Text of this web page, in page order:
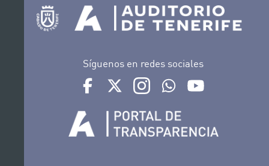
Síguenos en redes sociales
Ir a perfil de Auditorio de Tenerife en Facebook
Ir a perfil de Auditorio de Tenerife en
Ir a perfil de Auditorio de
Ir al Boletín Whatsapp